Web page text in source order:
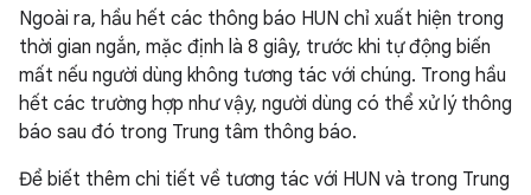
Ngoài ra, hầu hết các thông báo HUN chỉ xuất hiện trong
thời gian ngắn, mặc định là 8 giây, trước khi tự động biến
mất nếu người dùng không tương tác với chúng. Trong hầu
hết các trường hợp như vậy, người dùng có thể xử lý thông
báo sau đó trong Trung tâm thông báo.
Để biết thêm chi tiết về tương tác với HUN và trong Trung